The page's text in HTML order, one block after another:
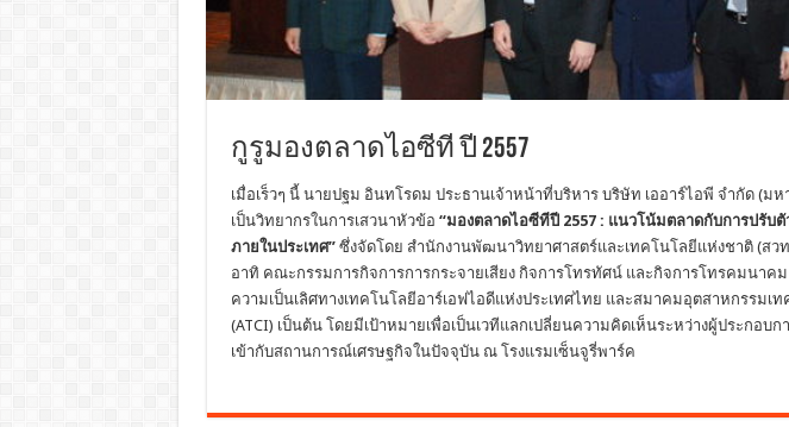
กูรูมองตลาดไอซีที ปี 2557
เมื่อเร็วๆ นี้ นายปฐม อินทโรดม ประธานเจ้าหน้าที่บริหาร บริษัท เออาร์ไอพี จำกัด (มห
เป็นวิทยากรในการเสวนาหัวข้อ “มองตลาดไอซีทีปี 2557 : แนวโน้มตลาดกับการปรับ
ภายในประเทศ” ซึ่งจัดโดย สำนักงานพัฒนาวิทยาศาสตร์และเทคโนโลยีแห่งชาติ (ส
อาทิ คณะกรรมการกิจการการกระจายเสียง กิจการโทรทัศน์ และกิจการโทรคมนาค
ความเป็นเลิศทางเทคโนโลยีอาร์เอฟไอดีแห่งประเทศไทย และสมาคมอุตสาหกรรมเ
(ATCI) เป็นต้น โดยมีเป้าหมายเพื่อเป็นเวทีแลกเปลี่ยนความคิดเห็นระหว่างผู้ประกอบ
เข้ากับสถานการณ์เศรษฐกิจในปัจจุบัน ณ โรงแรมเซ็นจูรี่พาร์ค